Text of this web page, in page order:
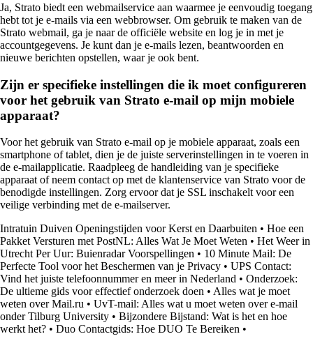
Ja, Strato biedt een webmailservice aan waarmee je eenvoudig toegang
hebt tot je e-mails via een webbrowser. Om gebruik te maken van de
Strato webmail, ga je naar de officiële website en log je in met je
accountgegevens. Je kunt dan je e-mails lezen, beantwoorden en
nieuwe berichten opstellen, waar je ook bent.
Zijn er specifieke instellingen die ik moet configureren
voor het gebruik van Strato e-mail op mijn mobiele
apparaat?
Voor het gebruik van Strato e-mail op je mobiele apparaat, zoals een
smartphone of tablet, dien je de juiste serverinstellingen in te voeren in
de e-mailapplicatie. Raadpleeg de handleiding van je specifieke
apparaat of neem contact op met de klantenservice van Strato voor de
benodigde instellingen. Zorg ervoor dat je SSL inschakelt voor een
veilige verbinding met de e-mailserver.
Intratuin Duiven Openingstijden voor Kerst en Daarbuiten • Hoe een
Pakket Versturen met PostNL: Alles Wat Je Moet Weten • Het Weer in
Utrecht Per Uur: Buienradar Voorspellingen • 10 Minute Mail: De
Perfecte Tool voor het Beschermen van je Privacy • UPS Contact:
Vind het juiste telefoonnummer en meer in Nederland • Onderzoek:
De ultieme gids voor effectief onderzoek doen • Alles wat je moet
weten over Mail.ru • UvT-mail: Alles wat u moet weten over e-mail
onder Tilburg University • Bijzondere Bijstand: Wat is het en hoe
werkt het? • Duo Contactgids: Hoe DUO Te Bereiken •